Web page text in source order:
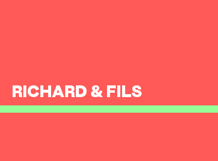
RICHARD & FILS